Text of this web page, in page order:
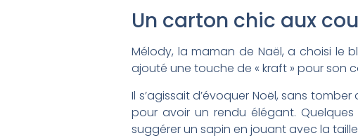
Un carton chic aux
Mélody, la maman de Naël, a choisi le
ajouté une touche de « kraft » pour son
Il s’agissait d’évoquer Noël, sans
pour avoir un rendu élégant.
suggérer un sapin en jouant avec la